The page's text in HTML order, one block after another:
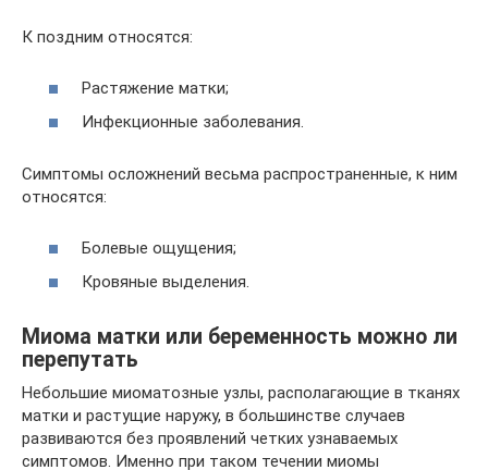
К поздним относятся:
Растяжение матки;
Инфекционные заболевания.
Симптомы осложнений весьма распространенные, к ним
относятся:
Болевые ощущения;
Кровяные выделения.
Миома матки или беременность можно ли
перепутать
Небольшие миоматозные узлы, располагающие в тканях
матки и растущие наружу, в большинстве случаев
развиваются без проявлений четких узнаваемых
симптомов. Именно при таком течении миомы